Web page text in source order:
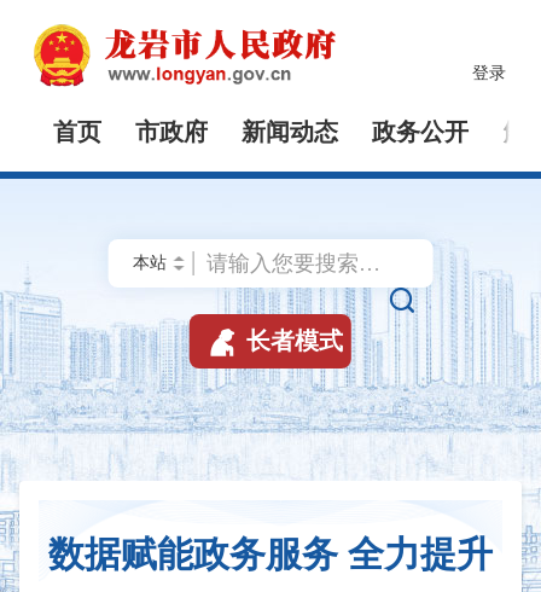
登录
首页 市政府 新闻动态 政务公开 解

 长者模式
数据赋能政务服务 全力提升